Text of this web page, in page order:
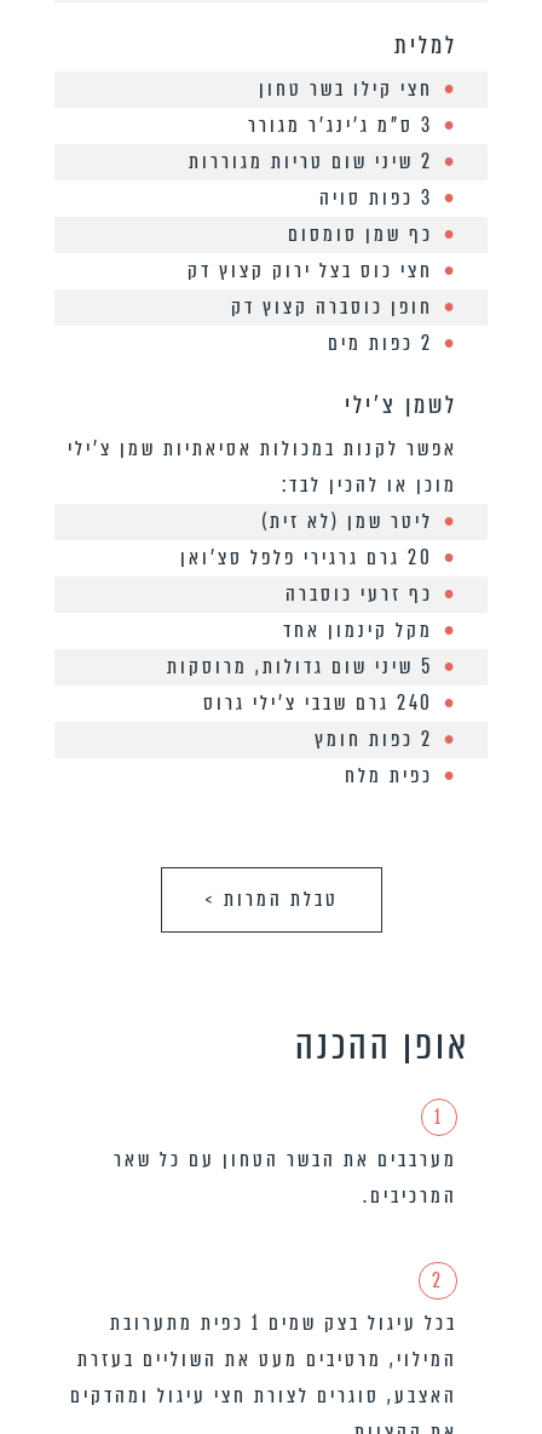
למלית
חצי קילו בשר טחון
3 ס”מ ג’ינג’ר מגורר
2 שיני שום טריות מגוררות
3 כפות סויה
כף שמן סומסום
חצי כוס בצל ירוק קצוץ דק
חופן כוסברה קצוץ דק
2 כפות מים
לשמן צ'ילי
אפשר לקנות במכולות אסיאתיות שמן צ’ילי
מוכן או להכין לבד:
ליטר שמן (לא זית)
20 גרם גרגירי פלפל סצ’ואן
כף זרעי כוסברה
מקל קינמון אחד
5 שיני שום גדולות, מרוסקות
240 גרם שבבי צ’ילי גרוס
2 כפות חומץ
כפית מלח
טבלת המרות >
אופן ההכנה
1
מערבבים את הבשר הטחון עם כל שאר
המרכיבים.
2
בכל עיגול בצק שמים 1 כפית מתערובת
המילוי, מרטיבים מעט את השוליים בעזרת
האצבע, סוגרים לצורת חצי עיגול ומהדקים